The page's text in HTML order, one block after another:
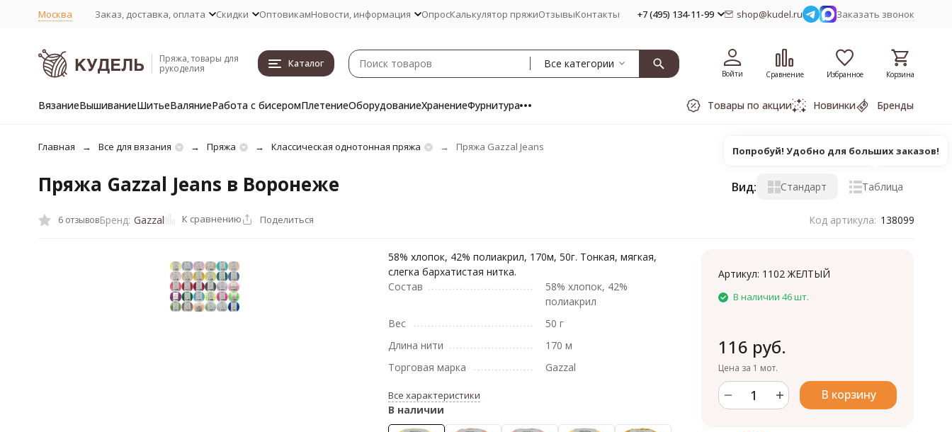
Москва Заказ, доставка, оплата Скидки ОптовикамНовости, информация ОпросКалькулятор пряжиОтзывыКонтакты +7 (495) 134-11-99 shop@kudel.ru Заказать звонок
Пряжа, товары для
рукоделия
Каталог Все категории
Войти Сравнение Избранное Корзина
ВязаниеВышиваниеШитьеВаляниеРабота с бисеромПлетениеОборудованиеХранениеФурнитура Товары по акции Новинки Бренды
Главная Все для вязания Пряжа Классическая однотонная пряжа Пряжа Gazzal Jeans
Пряжа Gazzal Jeans в Воронеже Вид: Стандарт Таблица
6 отзывовБренд: Gazzal К сравнению Поделиться Код артикула: 138099
58% хлопок, 42% полиакрил, 170м, 50г. Тонкая, мягкая,
слегка бархатистая нитка.
Состав
58% хлопок, 42%
полиакрил
Вес
50 г
Длина нити
170 м
Торговая марка
Gazzal
Все характеристики
В наличии
Артикул: 1102 ЖЕЛТЫЙ
В наличии 46 шт.
116 руб.
Цена за 1 мот.
В корзину
Попробуй! Удобно для больших заказов!